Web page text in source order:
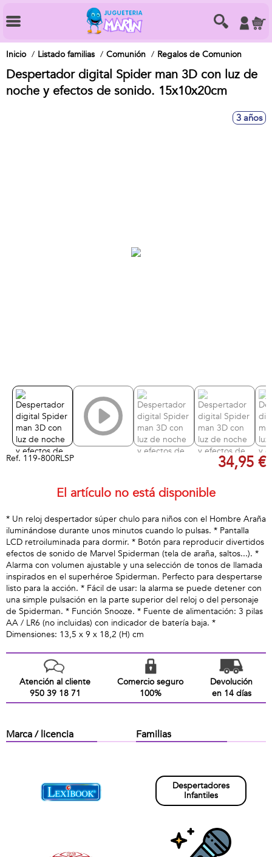
Inicio Listado familias Comunión Regalos de Comunion
Despertador digital Spider man 3D con luz de
noche y efectos de sonido. 15x10x20cm
3 años
Ref. 119-800RLSP 34,95 €
El artículo no está disponible
* Un reloj despertador súper chulo para niños con el Hombre Araña
iluminándose durante unos minutos cuando lo pulsas. * Pantalla
LCD retroiluminada para dormir. * Botón para reproducir divertidos
efectos de sonido de Marvel Spiderman (tela de araña, saltos...). *
Alarma con volumen ajustable y una selección de tonos de llamada
inspirados en el superhéroe Spiderman. Perfecto para despertarse
listo para la acción. * Fácil de usar: la alarma se puede detener con
una simple pulsación en la parte superior del reloj o del personaje
de Spiderman. * Función Snooze. * Fuente de alimentación: 3 pilas
AA / LR6 (no incluidas) con indicador de batería baja. *
Dimensiones: 13,5 x 9 x 18,2 (H) cm
Atención al cliente
950 39 18 71
Comercio seguro
100%
Devolución
en 14 días
Marca / licencia Familias
Despertadores
Infantiles